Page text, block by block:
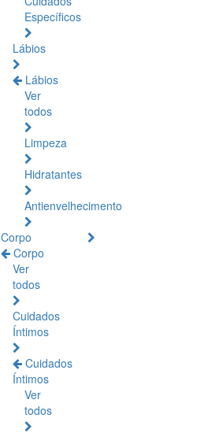
Específicos
Lábios
Lábios
Ver
todos
Limpeza
Hidratantes
Antienvelhecimento
Corpo
Corpo
Ver
todos
Cuidados
Íntimos
Cuidados
Íntimos
Ver
todos